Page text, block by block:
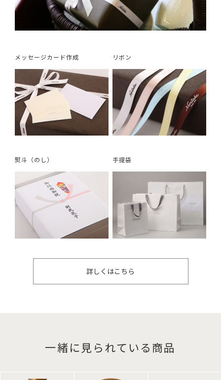
メッセージカード作成 リボン
熨斗（のし） 手提袋
詳しくはこちら
一緒に見られている商品